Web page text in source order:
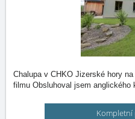
Chalupa v CHKO Jizerské hory
filmu Obsluhoval jsem anglického
Kompletní